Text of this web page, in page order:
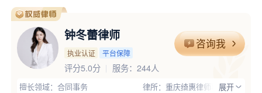
钟冬蕾律师
执业认证 平台保障
咨询我
评分5.0分 服务： 244人
擅长领域：合同事务
律所：重庆绮惠律师事务所
展开